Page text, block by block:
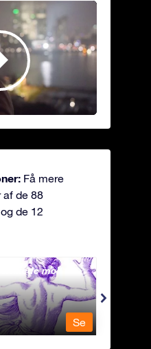
Få mere
af de 88
de 12
lænkede mø
Se